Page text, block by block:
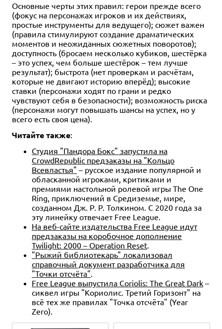
Основные черты этих правил: герои прежде всего
(фокус на персонажах игроков и их действиях,
простые инструменты для ведущего); сюжет важен
(правила стимулируют создание драматических
моментов и неожиданных сюжетных поворотов);
доступность (бросаем несколько кубиков, шестёрка
– это успех, чем больше шестёрок – тем лучше
результат); быстрота (нет проверкам и расчётам,
которые не двигают историю вперёд); высокие
ставки (персонажи ходят по грани и редко
чувствуют себя в безопасности); возможность риска
(персонажи могут повышать шансы на успех, но у
всего есть своя цена).
Читайте также:
Студия "Пандора Бокс" запустила на
CrowdRepublic предзаказы на "Кольцо
Всевластья" – русское издание популярной и
обласканной игроками, критиками и
премиями настольной ролевой игры The One
Ring, приключений в Средиземье, мире,
созданном Дж. Р. Р. Толкином. С 2020 года за
эту линейку отвечает Free League.
На веб-сайте издательства Free League идут
предзаказы на коробочное дополнение
Twilight: 2000 – Operation Reset.
"Рыжий библиотекарь" локализовал
справочный документ разработчика для
"Точки отсчёта".
Free League выпустила Coriolis: The Great Dark –
сиквел игры "Кориолис. Третий Горизонт" на
всё тех же правилах "Точка отсчёта" (Year
Zero).